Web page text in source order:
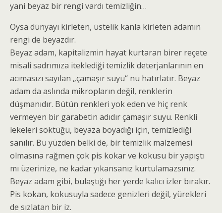
yani beyaz bir rengi vardı temizliğin…
Oysa dünyayı kirleten, üstelik kanla kirleten adamın
rengi de beyazdır.
Beyaz adam, kapitalizmin hayat kurtaran birer reçete
misali sadrımıza iteklediği temizlik deterjanlarının en
acımasızı sayılan „çamaşır suyu“ nu hatırlatır. Beyaz
adam da aslında mikropların değil, renklerin
düşmanıdır. Bütün renkleri yok eden ve hiç renk
vermeyen bir garabetin adıdır çamaşır suyu. Renkli
lekeleri söktüğü, beyaza boyadığı için, temizlediği
sanılır. Bu yüzden belki de, bir temizlik malzemesi
olmasına rağmen çok pis kokar ve kokusu bir yapıştı
mı üzerinize, ne kadar yıkansanız kurtulamazsınız.
Beyaz adam gibi, bulaştığı her yerde kalıcı izler bırakır.
Pis kokan, kokusuyla sadece genizleri değil, yürekleri
de sızlatan bir iz.